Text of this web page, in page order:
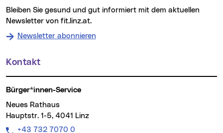
Bleiben Sie gesund und gut informiert mit dem aktuellen
Newsletter von fit.linz.at.
Newsletter abonnieren
Kontakt
Bürger*innen-Service
Neues Rathaus
Hauptstr. 1-5, 4041 Linz
Telefon:
+43 732 7070 0